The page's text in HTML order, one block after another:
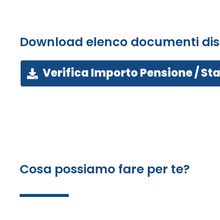
Download elenco documenti
Verifica Importo Pensione /
Cosa possiamo fare per te?